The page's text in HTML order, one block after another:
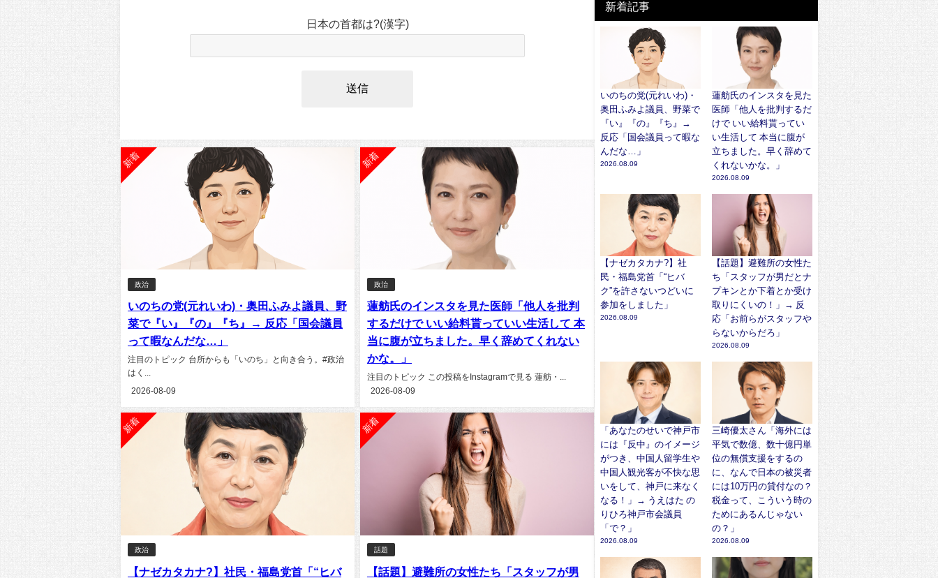
日本の首都は?(漢字)
新着
政治
いのちの党(元れいわ)・奥田ふみよ議員、野
菜で『い』『の』『ち』→ 反応「国会議員
って暇なんだな…」
注目のトピック 台所からも「いのち」と向き合う。#政治
はく...
2026-08-09
新着
政治
蓮舫氏のインスタを見た医師「他人を批判
するだけで いい給料貰っていい生活して 本
当に腹が立ちました。早く辞めてくれない
かな。」
注目のトピック この投稿をInstagramで見る 蓮舫・...
2026-08-09
新着
政治
【ナゼカタカナ?】社民・福島党首「“ヒバ
新着
話題
【話題】避難所の女性たち「スタッフが男
新着記事
いのちの党(元れいわ)・
奥田ふみよ議員、野菜で
『い』『の』『ち』→
反応「国会議員って暇な
んだな…」
2026.08.09
蓮舫氏のインスタを見た
医師「他人を批判するだ
けで いい給料貰ってい
い生活して 本当に腹が
立ちました。早く辞めて
くれないかな。」
2026.08.09
【ナゼカタカナ?】社
民・福島党首「“ヒバ
ク”を許さないつどいに
参加をしました」
2026.08.09
【話題】避難所の女性た
ち「スタッフが男だとナ
プキンとか下着とか受け
取りにくいの！」→ 反
応「お前らがスタッフや
らないからだろ」
2026.08.09
「あなたのせいで神戸市
には『反中』のイメージ
がつき、中国人留学生や
中国人観光客が不快な思
いをして、神戸に来なく
なる！」→ うえはた の
りひろ神戸市会議員
「で？」
2026.08.09
三崎優太さん「海外には
平気で数億、数十億円単
位の無償支援をするの
に、なんで日本の被災者
には10万円の貸付なの？
税金って、こういう時の
ためにあるんじゃない
の？」
2026.08.09